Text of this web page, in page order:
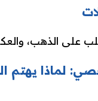
على الذهب،
لماذا يهتم